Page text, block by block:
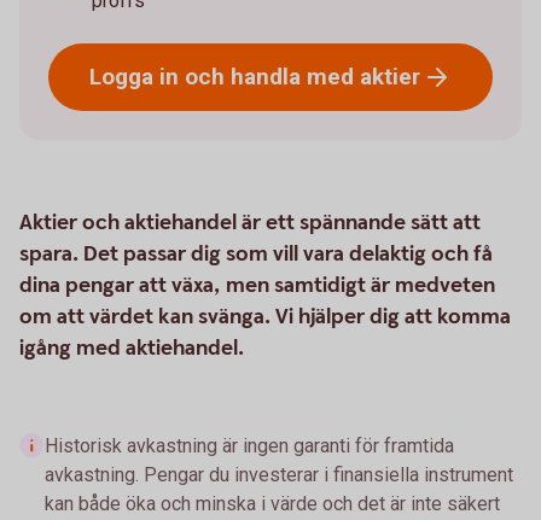
Logga in och handla med aktier
Aktier och aktiehandel är ett spännande sätt att
spara. Det passar dig som vill vara delaktig och få
dina pengar att växa, men samtidigt är medveten
om att värdet kan svänga. Vi hjälper dig att komma
igång med aktiehandel.
Historisk avkastning är ingen garanti för framtida
avkastning. Pengar du investerar i finansiella instrument
kan både öka och minska i värde och det är inte säkert